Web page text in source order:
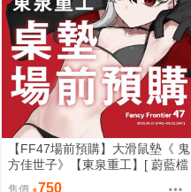
【FF47場前預購】大滑鼠墊《 鬼
方佳世子》【東泉重工】[ 蔚藍檔
案 ブルアカ / 鬼方佳世子 カヨコ
售價 750